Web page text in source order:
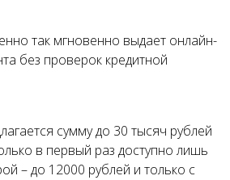
так мгновенно выдает онлайн-
без проверок кредитной
сумму до 30 тысяч рублей
в первый раз доступно лишь
– до 12000 рублей и только с